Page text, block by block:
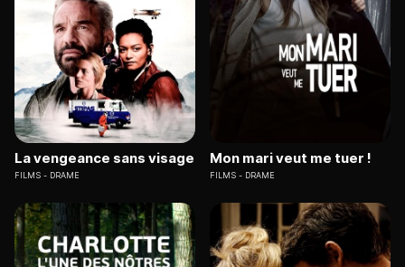
La vengeance sans visage
FILMS DRAME
Mon mari veut me tuer !
FILMS DRAME